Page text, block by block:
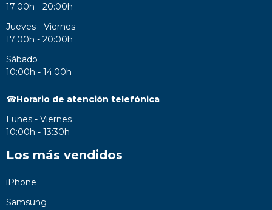
17:00h - 20:00h
Jueves - Viernes
17:00h - 20:00h
Sábado
10:00h - 14:00h
☎Horario de atención telefónica
Lunes - Viernes
10:00h - 13:30h
Los más vendidos
iPhone
Samsung